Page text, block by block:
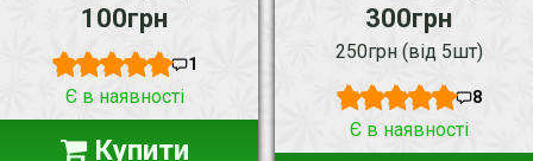
100грн
1
Є в наявності
Купити
300грн
250грн (від 5шт)
8
Є в наявності